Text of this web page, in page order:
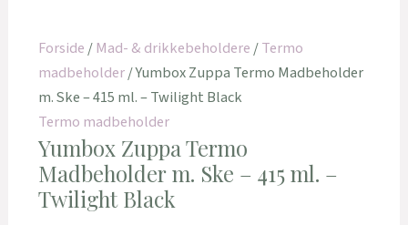
Forside/Mad- & drikkebeholdere/Termo
madbeholder/ Yumbox Zuppa Termo Madbeholder
m. Ske – 415 ml. – Twilight Black
Termo madbeholder
Yumbox Zuppa Termo
Madbeholder m. Ske – 415 ml. –
Twilight Black